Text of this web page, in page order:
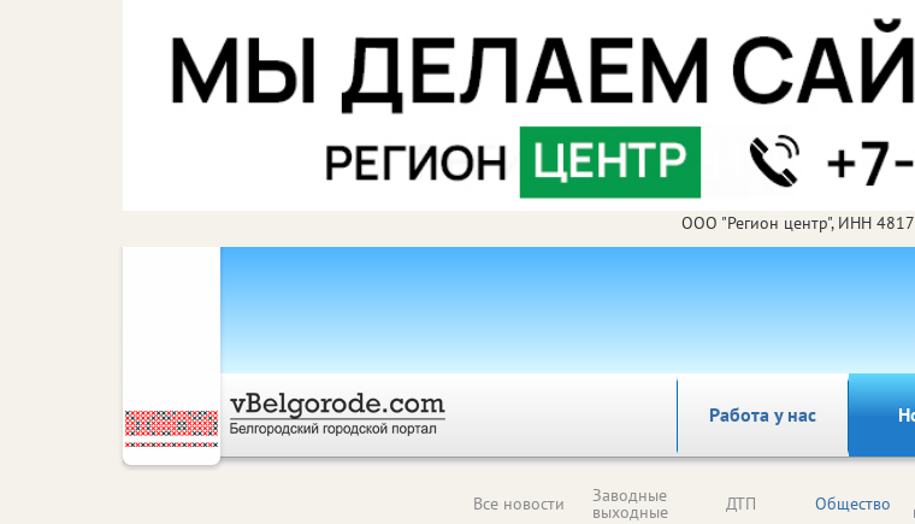
ООО "Регион центр", ИНН
Работа у нас
Все новости Заводные
выходные ДТП Общество